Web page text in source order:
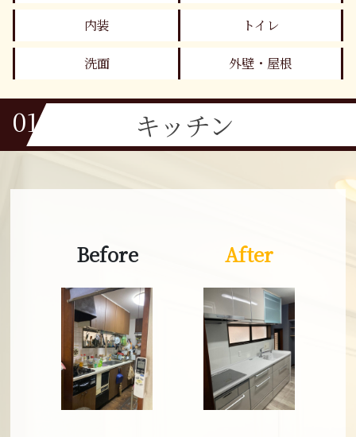
内装 トイレ
洗面 外壁・屋根
01 キッチン
Before After